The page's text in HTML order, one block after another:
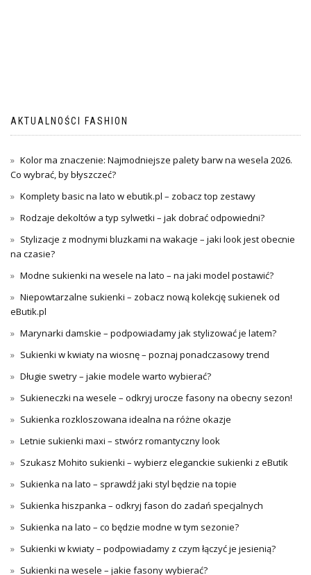
AKTUALNOŚCI FASHION
Kolor ma znaczenie: Najmodniejsze palety barw na wesela 2026.
Co wybrać, by błyszczeć?
Komplety basic na lato w ebutik.pl – zobacz top zestawy
Rodzaje dekoltów a typ sylwetki – jak dobrać odpowiedni?
Stylizacje z modnymi bluzkami na wakacje – jaki look jest obecnie
na czasie?
Modne sukienki na wesele na lato – na jaki model postawić?
Niepowtarzalne sukienki – zobacz nową kolekcję sukienek od
eButik.pl
Marynarki damskie – podpowiadamy jak stylizować je latem?
Sukienki w kwiaty na wiosnę – poznaj ponadczasowy trend
Długie swetry – jakie modele warto wybierać?
Sukieneczki na wesele – odkryj urocze fasony na obecny sezon!
Sukienka rozkloszowana idealna na różne okazje
Letnie sukienki maxi – stwórz romantyczny look
Szukasz Mohito sukienki – wybierz eleganckie sukienki z eButik
Sukienka na lato – sprawdź jaki styl będzie na topie
Sukienka hiszpanka – odkryj fason do zadań specjalnych
Sukienka na lato – co będzie modne w tym sezonie?
Sukienki w kwiaty – podpowiadamy z czym łączyć je jesienią?
Sukienki na wesele – jakie fasony wybierać?